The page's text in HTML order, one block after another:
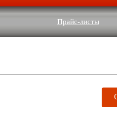
Прайс-листы